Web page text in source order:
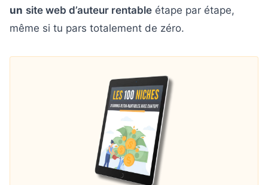
un site web d’auteur rentable étape par étape,
même si tu pars totalement de zéro.